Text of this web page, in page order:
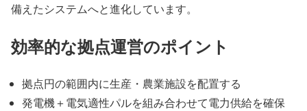
備えたシステムへと進化しています。
効率的な拠点運営のポイント
拠点円の範囲内に生産・農業施設を配置する
発電機＋電気適性パルを組み合わせて電力供給を確保